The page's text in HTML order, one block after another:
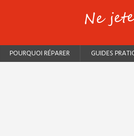
POURQUOI RÉPARER GUIDES